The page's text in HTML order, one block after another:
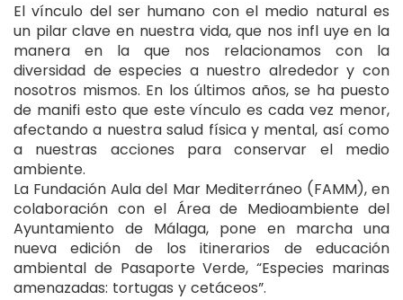
El vínculo del ser humano con el medio natural es
un pilar clave en nuestra vida, que nos infl uye en la
manera en la que nos relacionamos con la
diversidad de especies a nuestro alrededor y con
nosotros mismos. En los últimos años, se ha puesto
de manifi esto que este vínculo es cada vez menor,
afectando a nuestra salud física y mental, así como
a nuestras acciones para conservar el medio
ambiente.
La Fundación Aula del Mar Mediterráneo (FAMM), en
colaboración con el Área de Medioambiente del
Ayuntamiento de Málaga, pone en marcha una
nueva edición de los itinerarios de educación
ambiental de Pasaporte Verde, “Especies marinas
amenazadas: tortugas y cetáceos”.